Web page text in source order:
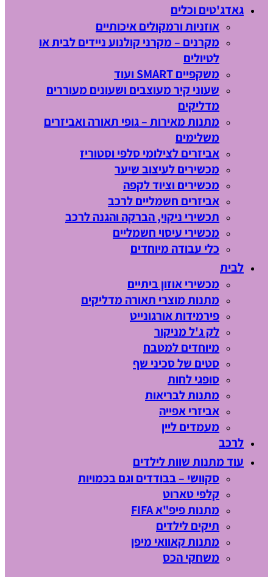
גאדג'טים וכלים
אוזניות ורמקולים איכותיים
מקרנים – מקרני קולנוע ניידים לבית או
לטיולים
משקפיים SMART ועוד
שעוני קיר מעוצבים ושעונים מעוררים
מדליקים
מתנות מאירות – גופי תאורה ואביזרים
משלימים
אביזרים לצילומי סלפי וסטוריז
מכשירים לעיצוב שיער
מכשירים וציוד לקפה
אביזרים חשמליים לרכב
תכשירי ניקוי, הברקה והגנה לרכב
מכשירי עיסוי חשמליים
כלי עבודה מיוחדים
לבית
מכשירי אוזון ביתיים
מתנות מוצרי תאורה מדליקים
פירמידות אורגונייט
לק ג'ל מניקור
מיוחדים למטבח
סטים של סכיני שף
סופגי לחות
מתנות לבריאות
אביזרי אפייה
מעמדים ליין
לרכב
עוד מתנות שוות לילדים
סקוושי – בבודדים וגם בכמויות
קלפי טארוט
מתנות פיפ"א FIFA
תיקים לילדים
מתנות קאוואי מיפן
משחקי הכס